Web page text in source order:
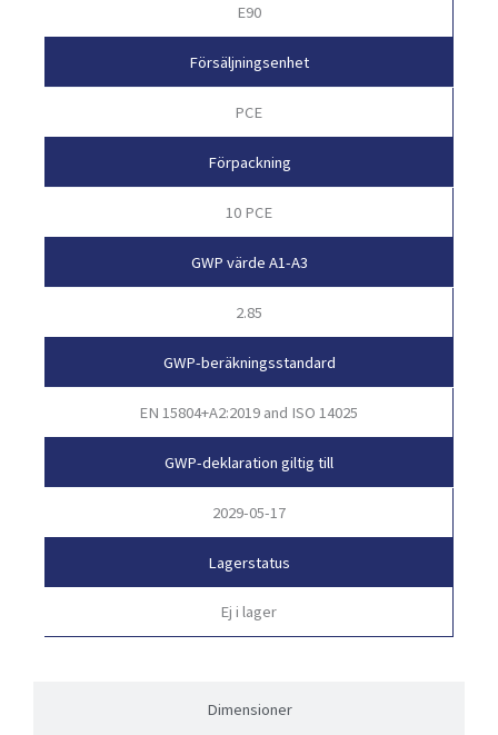
Dimensioner
E90
Försäljningsenhet
PCE
Förpackning
10 PCE
GWP värde A1-A3
2.85
GWP-beräkningsstandard
EN 15804+A2:2019 and ISO 14025
GWP-deklaration giltig till
2029-05-17
Lagerstatus
Ej i lager